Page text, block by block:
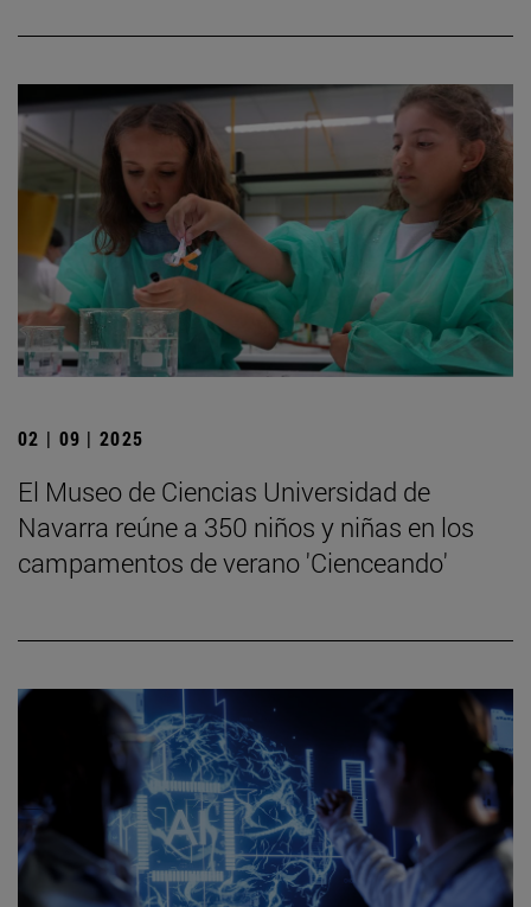
02 | 09 | 2025
El Museo de Ciencias Universidad de
Navarra reúne a 350 niños y niñas en los
campamentos de verano 'Cienceando'